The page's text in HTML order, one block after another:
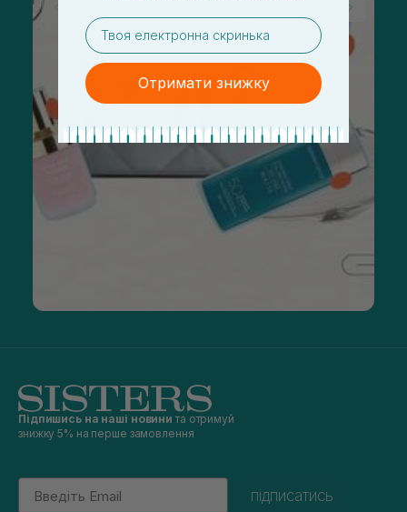
Підпишись на наші новини та отримуй
знижку 5% на перше замовлення
Email
підписатись
email
Отримати знижку